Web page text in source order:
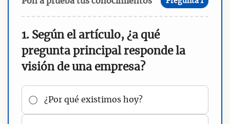
1. Según el artículo, ¿a qué
pregunta principal responde la
visión de una empresa?
¿Por qué existimos hoy?